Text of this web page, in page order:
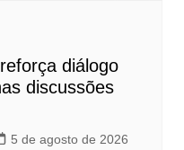
diálogo
discussões
5 de agosto de 2026